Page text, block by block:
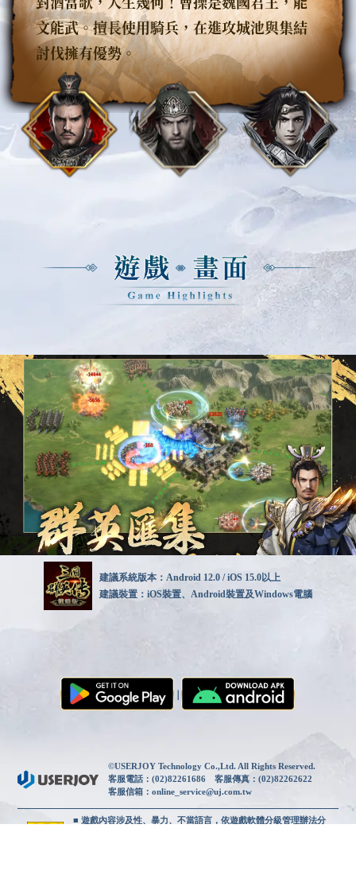
文能武。擅長使用騎兵，在進攻城池與集結
討伐擁有優勢。
建議系統版本：Android 12.0 / iOS 15.0以上
建議裝置：iOS裝置、Android裝置及Windows電腦
｜使用者合約 ｜ 隱私權政策｜
©USERJOY Technology Co.,Ltd. All Rights Reserved.
客服電話：(02)82261686 客服傳真：(02)82262622
客服信箱：online_service@uj.com.tw
■ 遊戲內容涉及性、暴力、不當語言，依遊戲軟體分級管理辦法分